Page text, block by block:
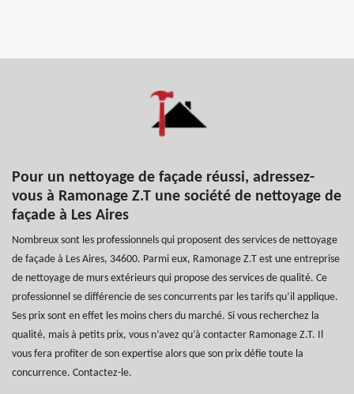
Pour un nettoyage de façade réussi, adressez-
vous à Ramonage Z.T une société de nettoyage de
façade à Les Aires
Nombreux sont les professionnels qui proposent des services de nettoyage
de façade à Les Aires, 34600. Parmi eux, Ramonage Z.T est une entreprise
de nettoyage de murs extérieurs qui propose des services de qualité. Ce
professionnel se différencie de ses concurrents par les tarifs qu’il applique.
Ses prix sont en effet les moins chers du marché. Si vous recherchez la
qualité, mais à petits prix, vous n’avez qu’à contacter Ramonage Z.T. Il
vous fera profiter de son expertise alors que son prix défie toute la
concurrence. Contactez-le.